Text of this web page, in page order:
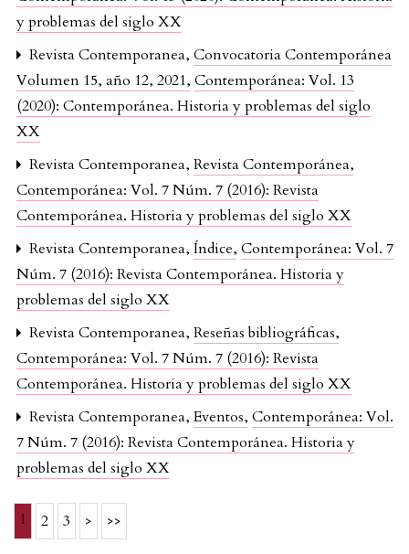
y problemas del siglo XX
Revista Contemporanea, Convocatoria Contemporánea
Volumen 15, año 12, 2021, Contemporánea: Vol. 13
(2020): Contemporánea. Historia y problemas del siglo
XX
Revista Contemporanea, Revista Contemporánea,
Contemporánea: Vol. 7 Núm. 7 (2016): Revista
Contemporánea. Historia y problemas del siglo XX
Revista Contemporanea, Índice, Contemporánea: Vol. 7
Núm. 7 (2016): Revista Contemporánea. Historia y
problemas del siglo XX
Revista Contemporanea, Reseñas bibliográficas,
Contemporánea: Vol. 7 Núm. 7 (2016): Revista
Contemporánea. Historia y problemas del siglo XX
Revista Contemporanea,Eventos, Contemporánea: Vol.
7 Núm. 7 (2016): Revista Contemporánea. Historia y
problemas del siglo XX
1 2 3 > >>